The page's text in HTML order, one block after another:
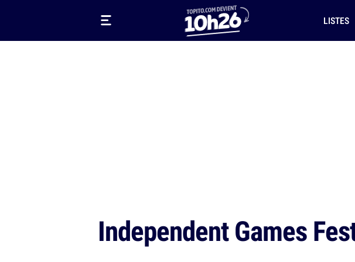
LISTES
Independent Games